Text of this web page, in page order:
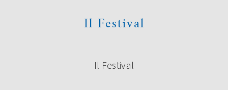
Il Festival
Il Festival